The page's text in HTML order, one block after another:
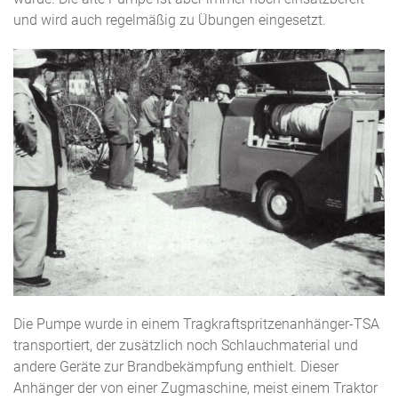
und wird auch regelmäßig zu Übungen eingesetzt.
Die Pumpe wurde in einem Tragkraftspritzenanhänger-TSA
transportiert, der zusätzlich noch Schlauchmaterial und
andere Geräte zur Brandbekämpfung enthielt. Dieser
Anhänger der von einer Zugmaschine, meist einem Traktor